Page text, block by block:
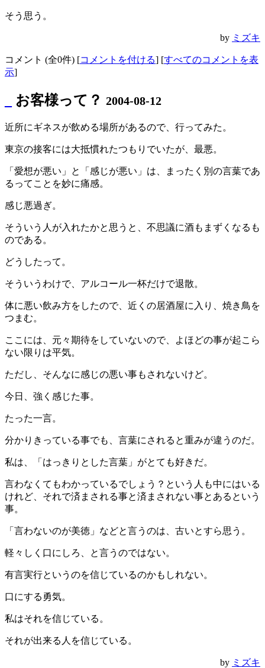
そう思う。
by ミズキ
コメント (全0件) [コメントを付ける] [すべてのコメントを表
示]
お客様って？ 2004-08-12
近所にギネスが飲める場所があるので、行ってみた。
東京の接客には大抵慣れたつもりでいたが、最悪。
「愛想が悪い」と「感じが悪い」は、まったく別の言葉であ
るってことを妙に痛感。
感じ悪過ぎ。
そういう人が入れたかと思うと、不思議に酒もまずくなるも
のである。
どうしたって。
そういうわけで、アルコール一杯だけで退散。
体に悪い飲み方をしたので、近くの居酒屋に入り、焼き鳥を
つまむ。
ここには、元々期待をしていないので、よほどの事が起こら
ない限りは平気。
ただし、そんなに感じの悪い事もされないけど。
今日、強く感じた事。
たった一言。
分かりきっている事でも、言葉にされると重みが違うのだ。
私は、「はっきりとした言葉」がとても好きだ。
言わなくてもわかっているでしょう？という人も中にはいる
けれど、それで済まされる事と済まされない事とあるという
事。
「言わないのが美徳」などと言うのは、古いとすら思う。
軽々しく口にしろ、と言うのではない。
有言実行というのを信じているのかもしれない。
口にする勇気。
私はそれを信じている。
それが出来る人を信じている。
by ミズキ